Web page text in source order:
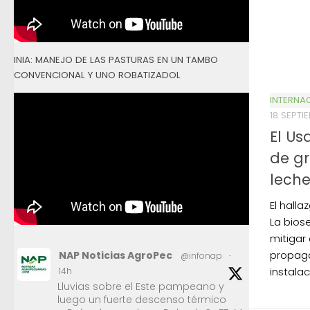
18
El
de
El
La
mitigar
INIA: MANEJO DE LAS PASTURAS EN UN TAMBO
CONVENCIONAL Y UNO ROBATIZADOL
NAP Noticias AgroPec @infonap
·
14h
Lluvias sobre el Este pampeano y
luego un fuerte descenso térmico